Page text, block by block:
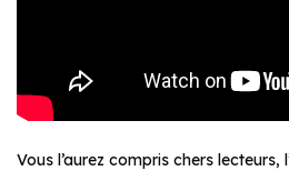
Vous l’aurez compris chers lecteurs,